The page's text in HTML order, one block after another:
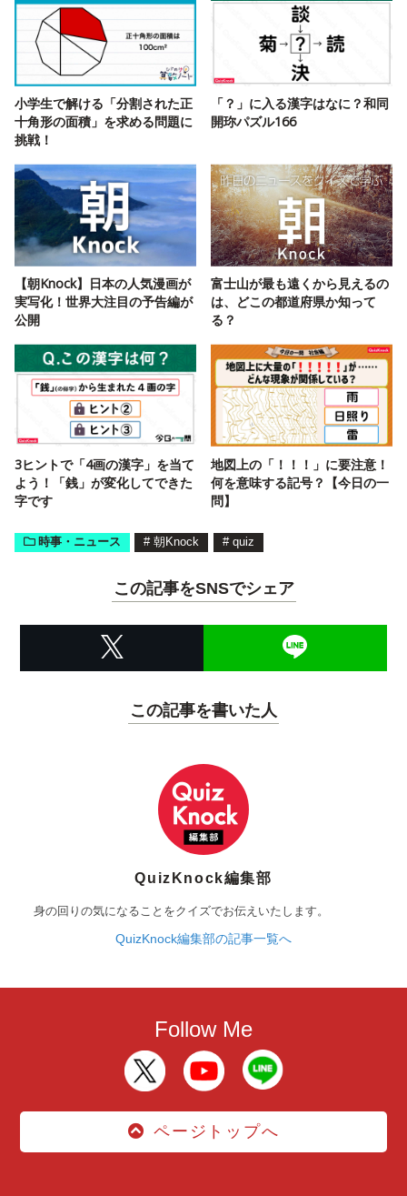
小学生で解ける「分割された正
十角形の面積」を求める問題に
挑戦！
「？」に入る漢字はなに？和同
開珎パズル166
【朝Knock】日本の人気漫画が
実写化！世界大注目の予告編が
公開
富士山が最も遠くから見えるの
は、どこの都道府県か知って
る？
3ヒントで「4画の漢字」を当て
よう！「銭」が変化してできた
字です
地図上の「！！！」に要注意！
何を意味する記号？【今日の一
問】
時事・ニュース # 朝Knock # quiz
この記事をSNSでシェア
この記事を書いた人
QuizKnock編集部
身の回りの気になることをクイズでお伝えいたします。
QuizKnock編集部の記事一覧へ
Follow Me
ページトップへ